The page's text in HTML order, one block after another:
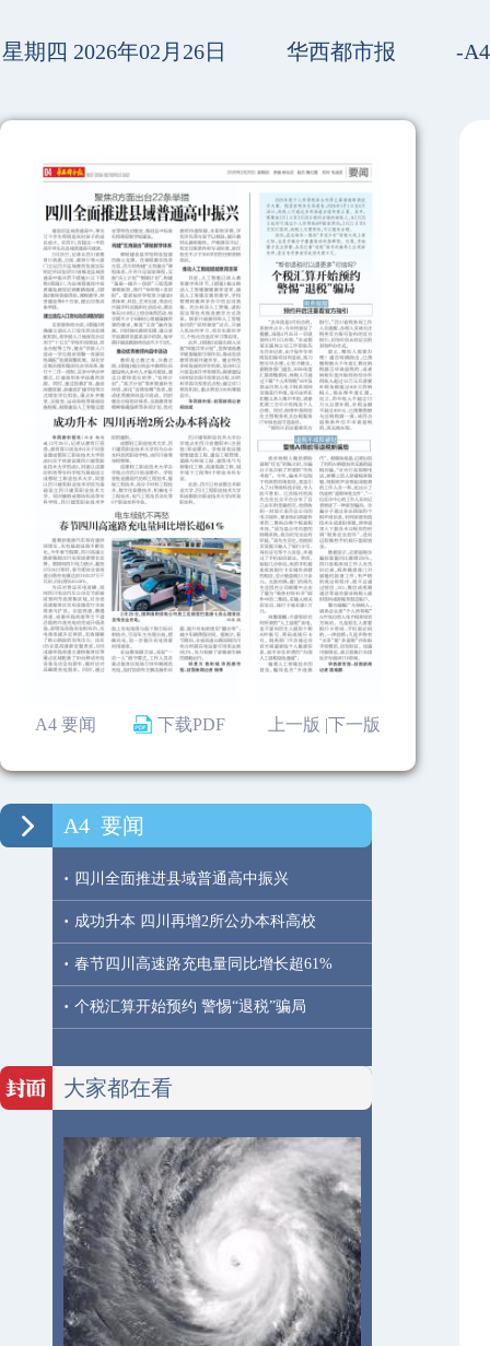
星期四 2026年02月26日 华西都市报 -
A4 要闻 下载PDF 下一版
上一版 |
A4 要闻
· 四川全面推进县域普通高中振兴
· 成功升本 四川再增2所公办本科高校
· 春节四川高速路充电量同比增长超61%
· 个税汇算开始预约 警惕“退税”骗局
大家都在看